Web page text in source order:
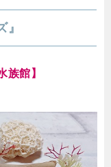
』
族館】